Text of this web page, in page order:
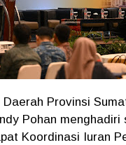
Provinsi
Pohan menghadiri
Koordinasi Iuran